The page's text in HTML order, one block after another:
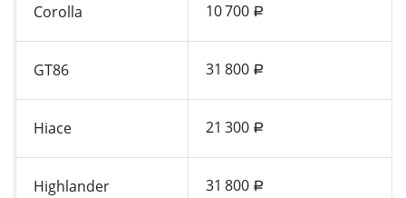
Corolla 10 700 a
GT86 31 800 a
Hiace 21 300 a
Highlander 31 800 a